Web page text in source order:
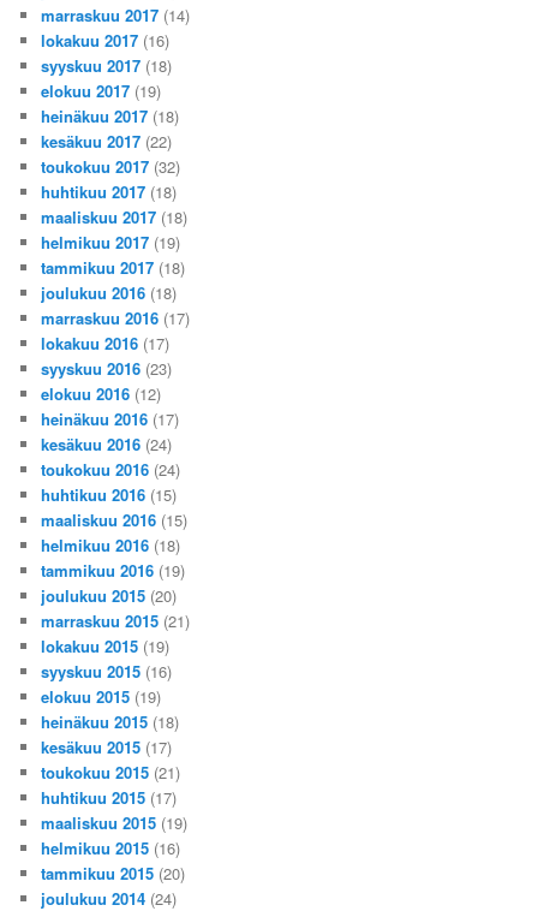
marraskuu 2017 (14)
lokakuu 2017 (16)
syyskuu 2017 (18)
elokuu 2017 (19)
heinäkuu 2017 (18)
kesäkuu 2017 (22)
toukokuu 2017 (32)
huhtikuu 2017 (18)
maaliskuu 2017 (18)
helmikuu 2017 (19)
tammikuu 2017 (18)
joulukuu 2016 (18)
marraskuu 2016 (17)
lokakuu 2016 (17)
syyskuu 2016 (23)
elokuu 2016 (12)
heinäkuu 2016 (17)
kesäkuu 2016 (24)
toukokuu 2016 (24)
huhtikuu 2016 (15)
maaliskuu 2016 (15)
helmikuu 2016 (18)
tammikuu 2016 (19)
joulukuu 2015 (20)
marraskuu 2015 (21)
lokakuu 2015 (19)
syyskuu 2015 (16)
elokuu 2015 (19)
heinäkuu 2015 (18)
kesäkuu 2015 (17)
toukokuu 2015 (21)
huhtikuu 2015 (17)
maaliskuu 2015 (19)
helmikuu 2015 (16)
tammikuu 2015 (20)
joulukuu 2014 (24)